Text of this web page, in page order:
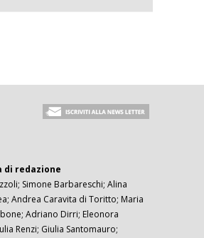
di redazione
Simone Barbareschi; Alina
Andrea Caravita di Toritto; Maria
Adriano Dirri; Eleonora
Renzi; Giulia Santomauro;